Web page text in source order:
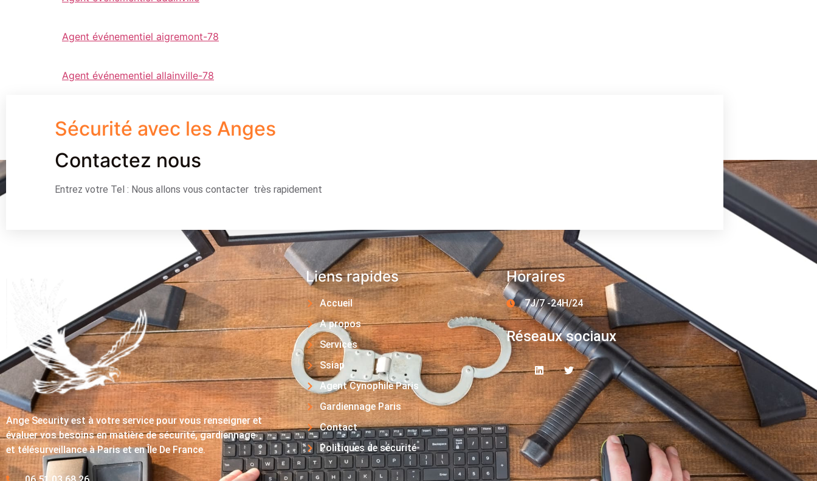
Agent événementiel aigremont-78
Agent événementiel allainville-78
Sécurité avec les Anges
Contactez nous
Entrez votre Tel : Nous allons vous contacter très rapidement
Ange Security est à votre service pour vous renseigner et
évaluer vos besoins en matière de sécurité, gardiennage
et télésurveillance à Paris et en Île De France.
Liens rapides
Accueil
A propos
Services
Ssiap
Agent Cynophile Paris
Gardiennage Paris
Contact
Politiques de sécurité
Horaires
7J/7 -24H/24
Réseaux sociaux